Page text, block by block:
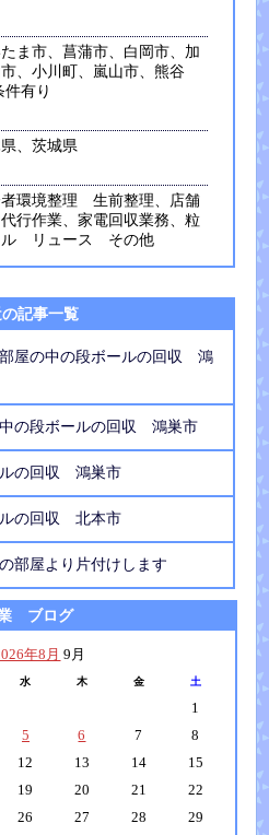
ま市、菖蒲市、白岡市、加
、小川町、嵐山市、熊谷
有り
、茨城県
環境整理 生前整理、店舗
行作業、家電回収業務、粒
ル リュース その他
記事一覧
の中の段ボールの回収 鴻
の段ボールの回収 鴻巣市
ルの回収 鴻巣市
ルの回収 北本市
部屋より片付けします
ブログ
年8月 9月
水 木 金 土
1
5 6 7
8
12 13 14
15
19 20 21
22
26 27 28
29